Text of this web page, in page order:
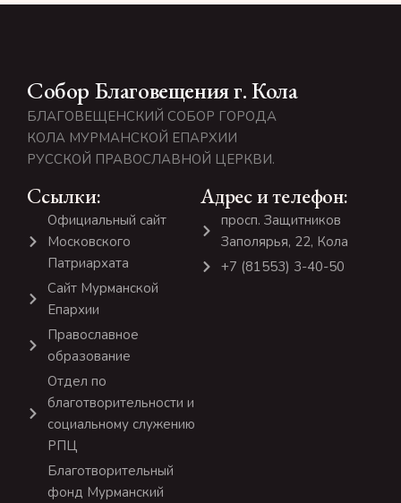
Собор Благовещения г. Кола
БЛАГОВЕЩЕНСКИЙ СОБОР ГОРОДА
КОЛА МУРМАНСКОЙ ЕПАРХИИ
РУССКОЙ ПРАВОСЛАВНОЙ ЦЕРКВИ.
Ссылки:
Официальный сайт
Московского
Патриархата
Сайт Мурманской
Епархии
Православное
образование
Отдел по
благотворительности и
социальному служению
РПЦ
Благотворительный
фонд Мурманский
Адрес и телефон:
просп. Защитников
Заполярья, 22, Кола
+7 (81553) 3-40-50